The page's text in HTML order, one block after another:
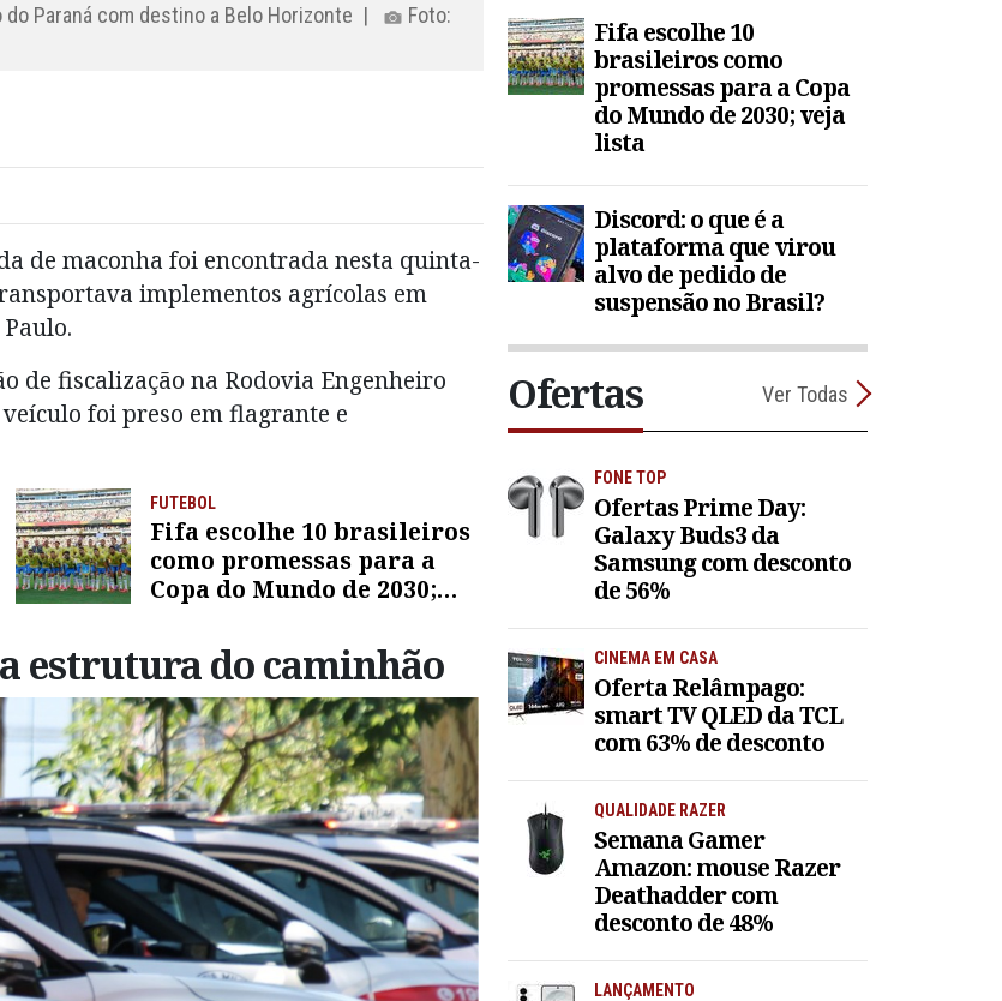
Paraná com destino a Belo Horizonte |
Foto:
de maconha foi encontrada nesta quinta-
implementos agrícolas em
de fiscalização na Rodovia Engenheiro
foi preso em flagrante e
FUTEBOL
Fifa escolhe 10 brasileiros
como promessas para a
Copa do Mundo de 2030;
estrutura do caminhão
Fifa escolhe 10
brasileiros como
promessas para a Copa
do Mundo de 2030; veja
lista
Discord: o que é a
plataforma que virou
alvo de pedido de
suspensão no Brasil?
Ofertas Ver Todas
FONE TOP
Ofertas Prime Day:
Galaxy Buds3 da
Samsung com desconto
de 56%
CINEMA EM CASA
Oferta Relâmpago:
smart TV QLED da TCL
com 63% de desconto
QUALIDADE RAZER
Semana Gamer
Amazon: mouse Razer
Deathadder com
desconto de 48%
LANÇAMENTO